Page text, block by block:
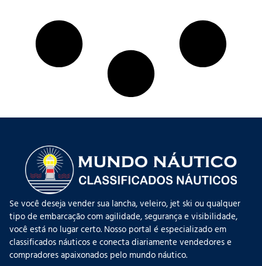
Se você deseja vender sua lancha, veleiro, jet ski ou qualquer
tipo de embarcação com agilidade, segurança e visibilidade,
você está no lugar certo. Nosso portal é especializado em
classificados náuticos e conecta diariamente vendedores e
compradores apaixonados pelo mundo náutico.